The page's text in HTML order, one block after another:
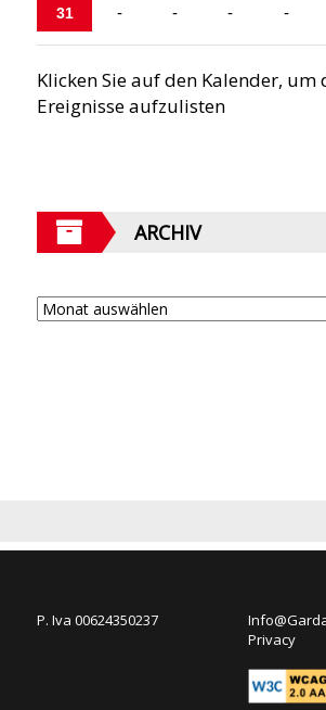
31 - - - -
Klicken Sie auf den Kalender, um
Ereignisse aufzulisten
ARCHIV
P. Iva 00624350237
Privacy